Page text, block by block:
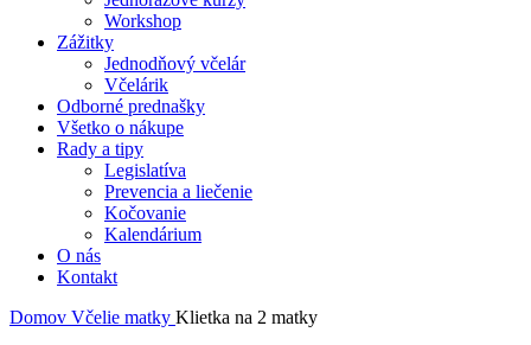
Workshop
Zážitky
Jednodňový včelár
Včelárik
Odborné prednašky
Všetko o nákupe
Rady a tipy
Legislatíva
Prevencia a liečenie
Kočovanie
Kalendárium
O nás
Kontakt
Domov Včelie matky Klietka na 2 matky